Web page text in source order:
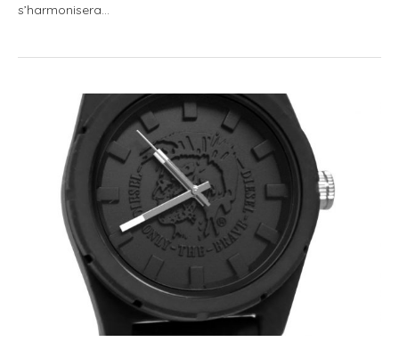
s’harmonisera…